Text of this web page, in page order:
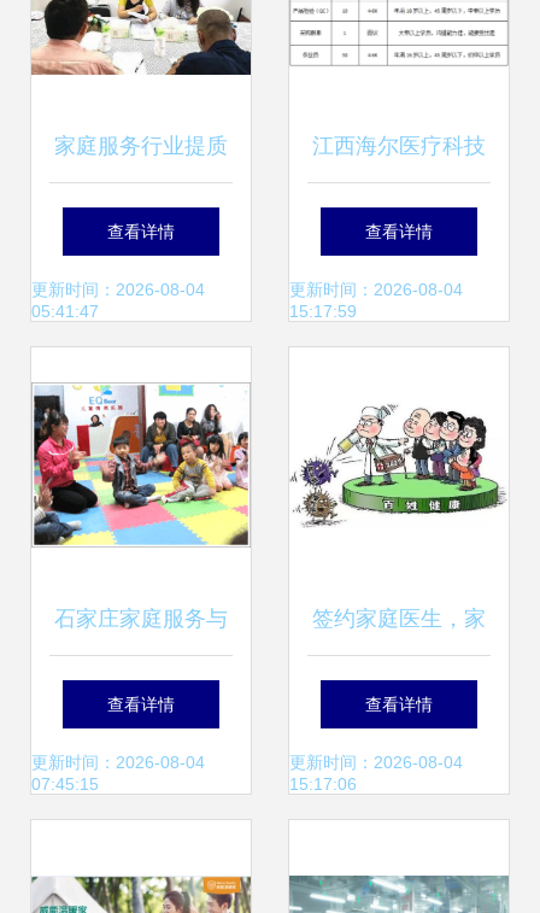
家庭服务行业提质
扩容进行时
查看详情
更新时间：2026-08-04
05:41:47
江西海尔医疗科技
急聘家庭服务岗，
打造专业健康管家
查看详情
更新时间：2026-08-04
15:17:59
石家庄家庭服务与
家政服务的现状与
发展趋势
查看详情
更新时间：2026-08-04
07:45:15
签约家庭医生，家
政服务双助力，共
筑健康园区暖心网
查看详情
更新时间：2026-08-04
15:17:06